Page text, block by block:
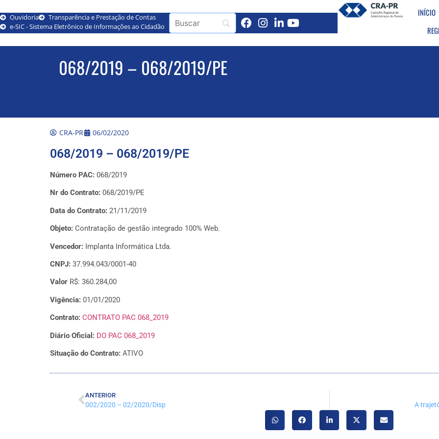
Ouvidoria
Transparência e Prestação de Contas
e-SIC - Sistema Eletrônico de Informações ao Cidadão
INÍCIO
068/2019 – 068/2019/PE
CRA-PR 06/02/2020
068/2019 – 068/2019/PE
Número PAC: 068/2019
Nr do Contrato: 068/2019/PE
Data do Contrato: 21/11/2019
Objeto: Contratação de gestão integrado 100% Web.
Vencedor: Implanta Informática Ltda.
CNPJ: 37.994.043/0001-40
Valor R$: 360.284,00
Vigência: 01/01/2020
Contrato: CONTRATO PAC 068_2019
Diário Oficial: DO PAC 068_2019
Situação do Contrato: ATIVO
ANTERIOR
002/2020 – 02/2020/Disp A